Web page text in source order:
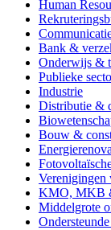
Human
Bank &
Onderwijs &
Publieke
Industrie
Distributie &
Bouw &
Verenigingen
KMO, MKB
Middelgrote